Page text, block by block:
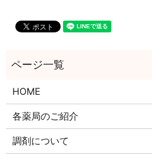
HOME
各薬局のご紹介
調剤について